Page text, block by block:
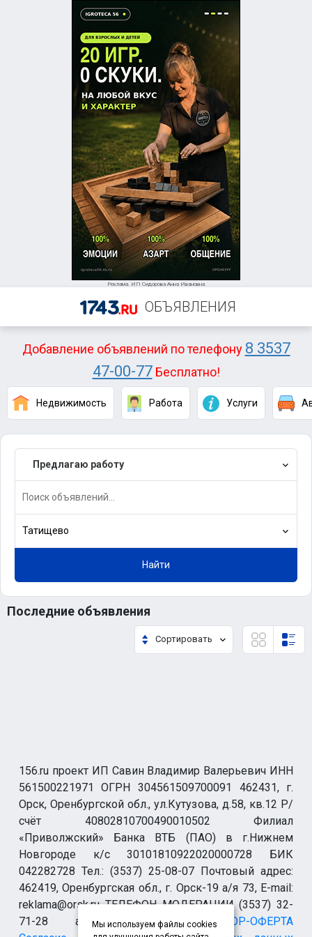
Реклама. ИП Сидорова Анна Ивановна
ОБЪЯВЛЕНИЯ
Добавление объявлений по телефону 8 3537
47-00-77Бесплатно!
Недвижимость Работа Услуги
Предлагаю работу
Татищево
Найти
Последние объявления
Сортировать
156.ru проект ИП Савин Владимир Валерьевич ИНН
561500221971 ОГРН 304561509700091 462431, г.
Орск, Оренбургской обл., ул.Кутузова, д.58, кв.12 Р/
счёт 40802810700490010502 Филиал
«Приволжский» Банка ВТБ (ПАО) в г.Нижнем
Новгороде к/с 30101810922020000728 БИК
042282728 Тел.: (3537) 25-08-07 Почтовый адрес:
462419, Оренбургская обл., г. Орск-19 а/я 73, E-mail:
reklama@orsk.ru ТЕЛЕФОН МОДЕРАЦИИ (3537) 32-
71-28 allsupport@orsk.ruДОГОВОР-ОФЕРТА
Мы используем файлы cookies